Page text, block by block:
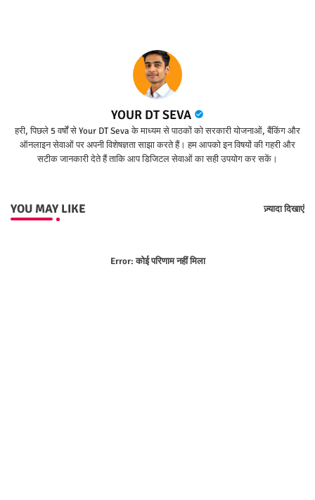
YOUR DT SEVA
हरी, पिछले 5 वर्षों से Your DT Seva के माध्यम से पाठकों को सरकारी योजनाओं, बैंकिंग और
ऑनलाइन सेवाओं पर अपनी विशेषज्ञता साझा करते हैं। हम आपको इन विषयों की गहरी और
सटीक जानकारी देते हैं ताकि आप डिजिटल सेवाओं का सही उपयोग कर सकें।
YOU MAY LIKE ज़्यादा दिखाएं
Error:कोई परिणाम नहीं मिला